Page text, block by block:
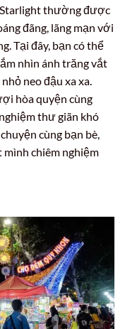
Starlight thường được
đãng, lãng mạn với
Tại đây, bạn có thể
nhìn ánh trăng vắt
neo đậu xa xa.
hòa quyện cùng
thư giãn khó
cùng bạn bè,
chiêm nghiệm